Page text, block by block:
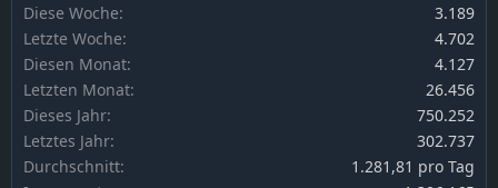
Diese Woche
3.189
Letzte Woche
4.702
Diesen Monat
4.127
Letzten Monat
26.456
Dieses Jahr
750.252
Letztes Jahr
302.737
Durchschnitt
1.281,81 pro Tag